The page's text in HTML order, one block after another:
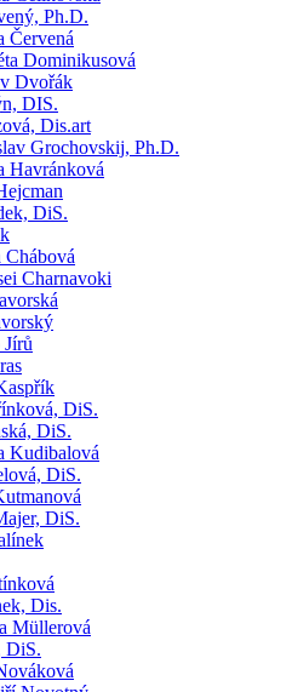
Ph.D.
Červená
Dominikusová
Dvořák
DIS.
Dis.art
Grochovskij, Ph.D.
Havránková
DiS.
Charnavoki
DiS.
DiS.
Kudibalová
DiS.
DiS.
Dis.
Müllerová
DiS.